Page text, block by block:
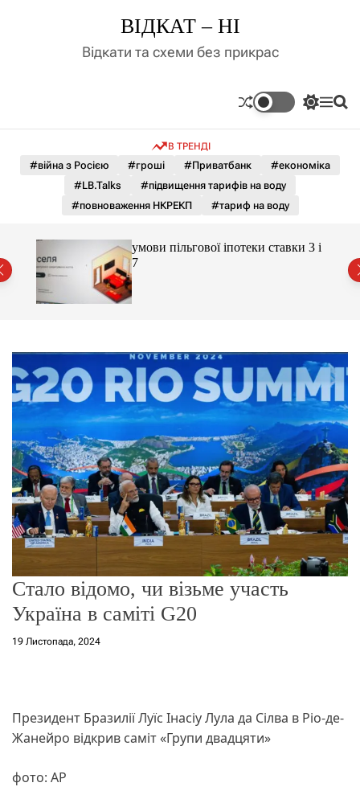
д
у
ВІДКАТ – НІ
Відкати та схеми без прикрас
П
м
к
а
о
г
о
р
ж
и
м
у
М П
В ТРЕНДІ
#війна з Росією #гроші #Приватбанк
#економіка
#LB.Talks
#підвищення тарифів на воду
#повноваження НКРЕКП
#тариф на воду
умови пільгової іпотеки ставки 3 і
7
Стало відомо, чи візьме участь
Україна в саміті G20
19 Листопада, 2024
Президент Бразилії Луїс Інасіу Лула да Сілва в Ріо-де-
Жанейро відкрив саміт «Групи двадцяти»
фото: AP